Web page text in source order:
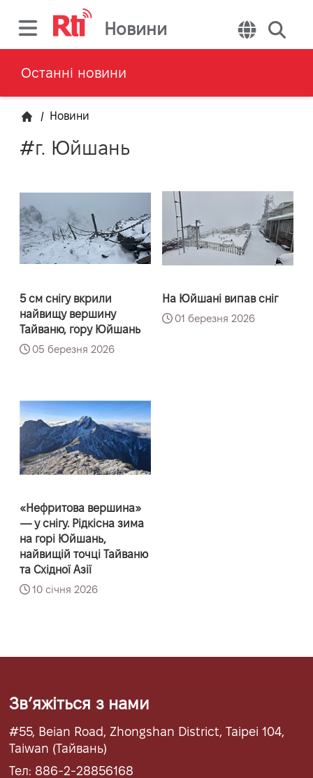
Новини
Останні новини
/ Новини
#г. Юйшань
5 см снігу вкрили
найвищу вершину
Тайваню, гору Юйшань
05 березня 2026
На Юйшані випав сніг
01 березня 2026
«Нефритова вершина»
— у снігу. Рідкісна зима
на горі Юйшань,
найвищій точці Тайваню
та Східної Азії
10 січня 2026
Звʼяжіться з нами
#55, Beian Road, Zhongshan District, Taipei 104,
Taiwan (Тайвань)
Тел: 886-2-28856168